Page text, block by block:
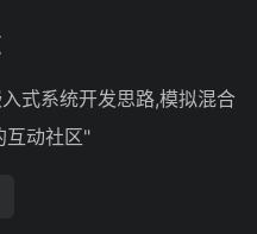
式系统开发思路,模拟混合
互动社区"